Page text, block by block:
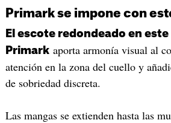
Primark se impone con
El escote redondeado en
Primarkaporta armonía visual al
atención en la zona del cuello y
de sobriedad discreta.
Las mangas se extienden hasta las